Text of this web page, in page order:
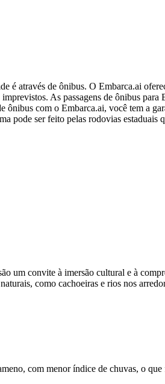
é através de ônibus. O Embarca.ai
As passagens de ônibus para
ônibus com o Embarca.ai, você tem a
pode ser feito pelas rodovias estaduais
um convite à imersão cultural e à
como cachoeiras e rios nos
com menor índice de chuvas, o que